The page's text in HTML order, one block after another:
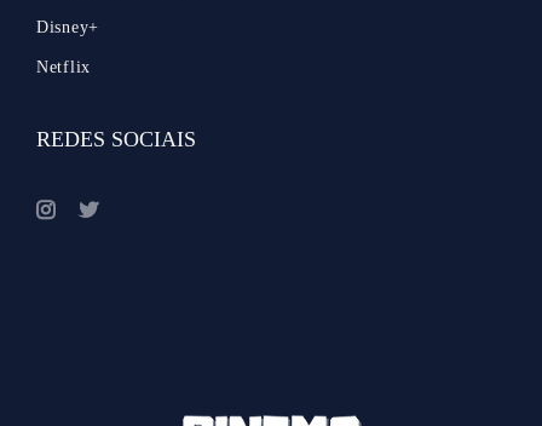
Disney+
Netflix
REDES SOCIAIS